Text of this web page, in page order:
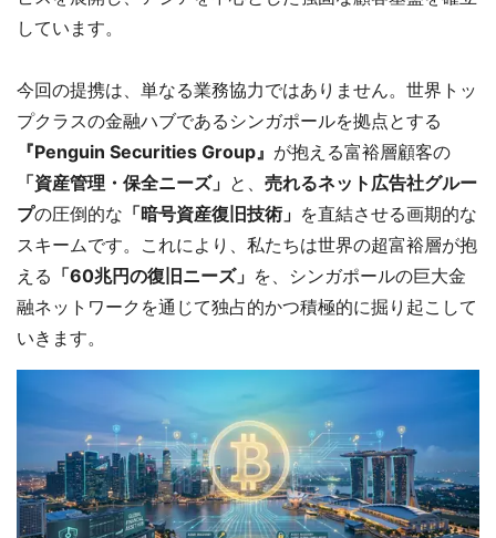
しています。
今回の提携は、単なる業務協力ではありません。世界トッ
プクラスの金融ハブであるシンガポールを拠点とする
『Penguin Securities Group』 が抱える富裕層顧客の
「資産管理・保全ニーズ」 と、 売れるネット広告社グルー
プの圧倒的な 「暗号資産復旧技術」 を直結させる画期的な
スキームです。これにより、私たちは世界の超富裕層が抱
える 「60兆円の復旧ニーズ」 を、シンガポールの巨大金
融ネットワークを通じて独占的かつ積極的に掘り起こして
いきます。